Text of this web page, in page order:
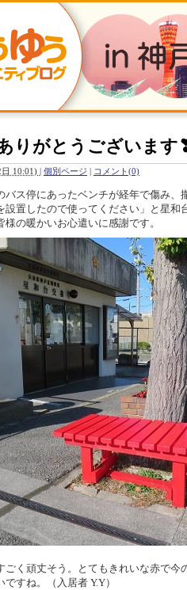
りがとうございます
10:01) | 個別ページ | コメント(0)
バス停にあったベンチが経年で傷み、
設置したので使ってください」と星
様の暖かいお心遣いに感謝です。
ごく頑丈そう。とてもきれいな赤で今
すね。（入居者 Y.Y）